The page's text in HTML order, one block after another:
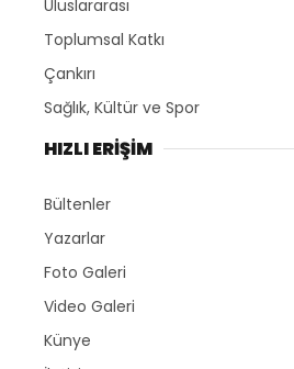
Uluslararası
Toplumsal Katkı
Çankırı
Sağlık, Kültür ve Spor
HIZLI ERİŞİM
Bültenler
Yazarlar
Foto Galeri
Video Galeri
Künye